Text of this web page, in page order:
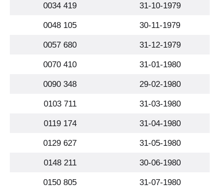
0034 419 31-10-1979
0048 105 30-11-1979
0057 680 31-12-1979
0070 410 31-01-1980
0090 348 29-02-1980
0103 711 31-03-1980
0119 174 31-04-1980
0129 627 31-05-1980
0148 211 30-06-1980
0150 805 31-07-1980